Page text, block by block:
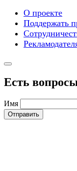
О проекте
Поддержать
Есть
Имя